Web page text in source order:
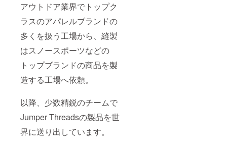
アウトドア業界でトップク
ラスのアパレルブランドの
多くを扱う工場から、縫製
はスノースポーツなどの
トップブランドの商品を製
造する工場へ依頼。
以降、少数精鋭のチームで
Jumper Threadsの製品を世
界に送り出しています。